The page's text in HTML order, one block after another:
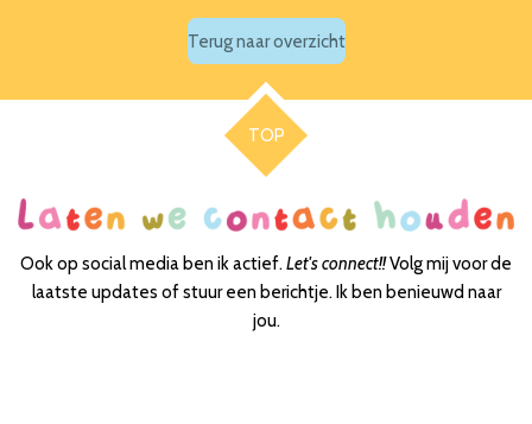
Terug naar overzicht
TOP
Ook op social media ben ik actief.Let's connect!!Volg mij voor de
laatste updates of stuur een berichtje. Ik ben benieuwd naar
jou.